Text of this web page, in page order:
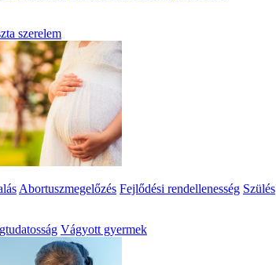
szerelem
Abortuszmegelőzés Fejlődési rendellenesség Szülés
Vágyott gyermek